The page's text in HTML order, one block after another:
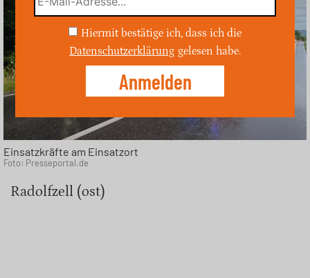
Einsatzkräfte am Einsatzort
Foto: Presseportal.de
Radolfzell (ost)
Hiermit bestätige ich, dass ich die
Datenschutzerklärung gelesen habe.